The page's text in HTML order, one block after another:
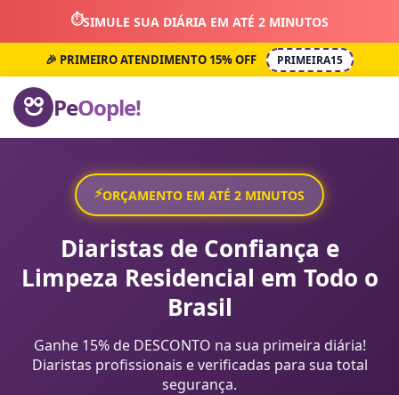
⏱️SIMULE SUA DIÁRIA EM ATÉ 2 MINUTOS
🎉 PRIMEIRO ATENDIMENTO 15% OFF PRIMEIRA15
PeOople!
⚡ORÇAMENTO EM ATÉ 2 MINUTOS
Diaristas de Confiança e
Limpeza Residencial em Todo o
Brasil
Ganhe 15% de DESCONTO na sua primeira diária!
Diaristas profissionais e verificadas para sua total
segurança.